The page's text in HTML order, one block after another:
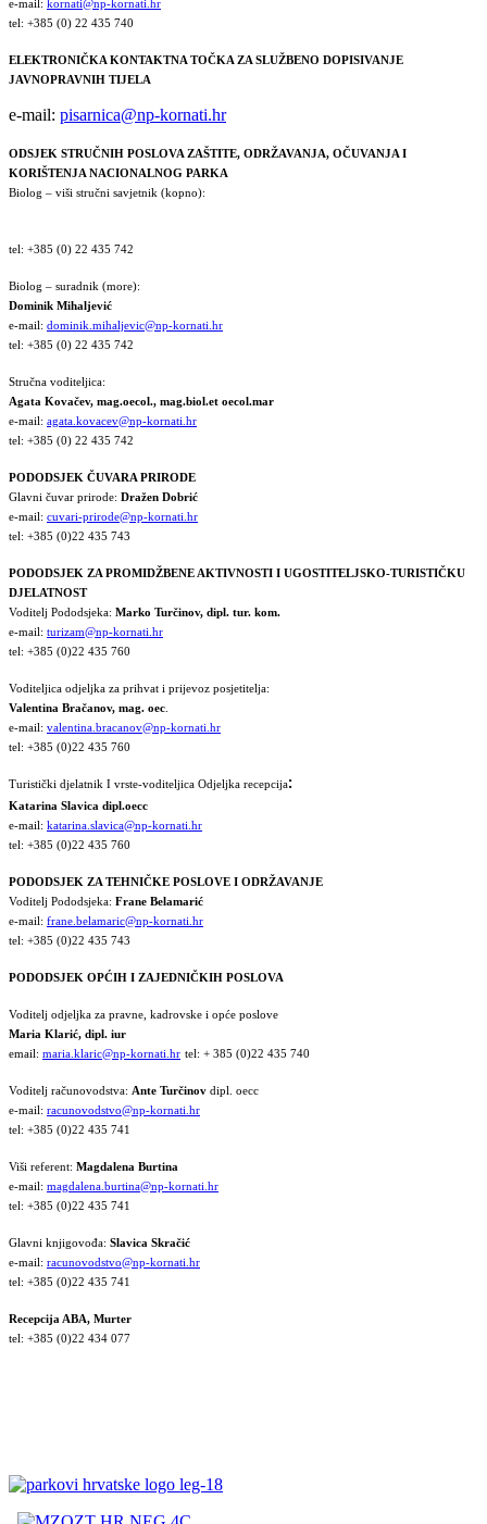
e-mail: kornati@np-kornati.hr
tel: +385 (0) 22 435 740
ELEKTRONIČKA KONTAKTNA TOČKA ZA SLUŽBENO DOPISIVANJE
JAVNOPRAVNIH TIJELA
e-mail: pisarnica@np-kornati.hr
ODSJEK STRUČNIH POSLOVA ZAŠTITE, ODRŽAVANJA, OČUVANJA I
KORIŠTENJA NACIONALNOG PARKA
Biolog – viši stručni savjetnik (kopno):
tel: +385 (0) 22 435 742
Biolog – suradnik (more):
Dominik Mihaljević
e-mail: dominik.mihaljevic@np-kornati.hr
tel: +385 (0) 22 435 742
Stručna voditeljica:
Agata Kovačev, mag.oecol., mag.biol.et oecol.mar
e-mail: agata.kovacev@np-kornati.hr
tel: +385 (0) 22 435 742
PODODSJEK ČUVARA PRIRODE
Glavni čuvar prirode: Dražen Dobrić
e-mail: cuvari-prirode@np-kornati.hr
tel: +385 (0)22 435 743
PODODSJEK ZA PROMIDŽBENE AKTIVNOSTI I UGOSTITELJSKO-TURISTIČKU
DJELATNOST
Voditelj Pododsjeka: Marko Turčinov, dipl. tur. kom.
e-mail: turizam@np-kornati.hr
tel: +385 (0)22 435 760
Voditeljica odjeljka za prihvat i prijevoz posjetitelja:
Valentina Bračanov, mag. oec
e-mail: valentina.bracanov@np-kornati.hr
tel: +385 (0)22 435 760
Turistički djelatnik I vrste-voditeljica Odjeljka recepcija:
Katarina Slavica dipl.oecc
e-mail: katarina.slavica@np-kornati.hr
tel: +385 (0)22 435 760
PODODSJEK ZA TEHNIČKE POSLOVE I ODRŽAVANJE
Voditelj Pododsjeka: Frane Belamarić
e-mail: frane.belamaric@np-kornati.hr
tel: +385 (0)22 435 743
PODODSJEK OPĆIH I ZAJEDNIČKIH POSLOVA
Voditelj odjeljka za pravne, kadrovske i opće poslove
Maria Klarić, dipl. iur
email: maria.klaric@np-kornati.hr tel: + 385 (0)22 435 740
Voditelj računovodstva: Ante Turčinov dipl. oecc
e-mail: racunovodstvo@np-kornati.hr
tel: +385 (0)22 435 741
Viši referent: Magdalena Burtina
e-mail: magdalena.burtina@np-kornati.hr
tel: +385 (0)22 435 741
Glavni knjigovođa: Slavica Skračić
e-mail: racunovodstvo@np-kornati.hr
tel: +385 (0)22 435 741
Recepcija ABA, Murter
tel: +385 (0)22 434 077